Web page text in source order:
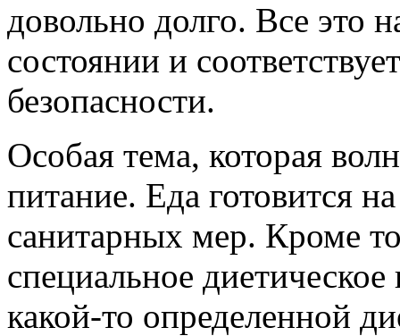
довольно долго. Все это
состоянии и
безопасности.
Особая тема, которая
питание. Еда готовится
санитарных мер. Кроме
специальное
какой-то определенной